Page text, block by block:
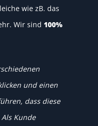
wie zB. das
Wir sind 100%
und einen
dass diese
Kunde